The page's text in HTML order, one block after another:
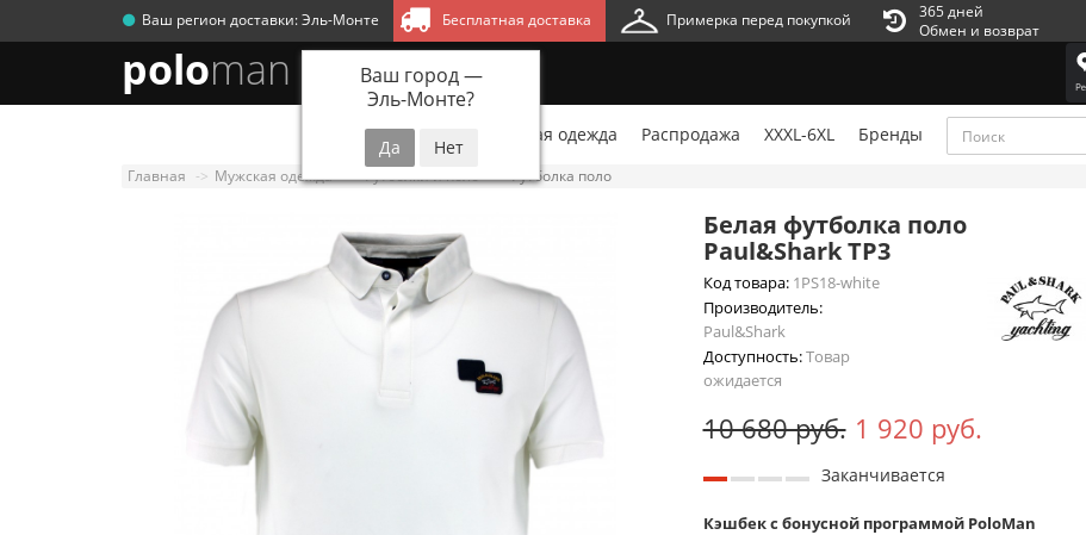
Ваш регион доставки:Эль-Монте
Ваш город —
Эль-Монте?
Бесплатная доставка Примерка перед покупкой
365 дней
Обмен и возврат
poloman
Новинки Мужская одежда Распродажа XXXL-6XL Бренды
Главная Мужская одежда Футболки и поло Футболка поло
Белая футболка поло
Paul&Shark TP3
Код товара:1PS18-white
Производитель:
Paul&Shark
Доступность:Товар
ожидается
10 680 руб. 1 920 руб.
Заканчивается
Кэшбек с бонусной программой PoloMan